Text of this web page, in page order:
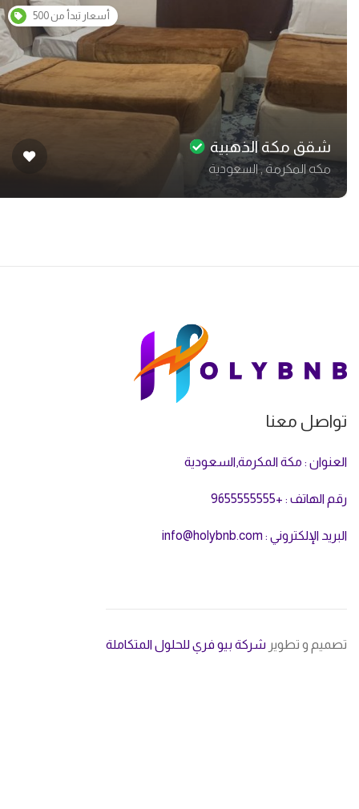
أسعار تبدأ من 500
شقق مكة الذهبية
مكه المكرمة , السعودية
معنا
: مكة المكرمة,السعودية
: +9655555555
الإلكتروني : info@holybnb.com
و تطويرشركة بيو فري للحلول المتكاملة